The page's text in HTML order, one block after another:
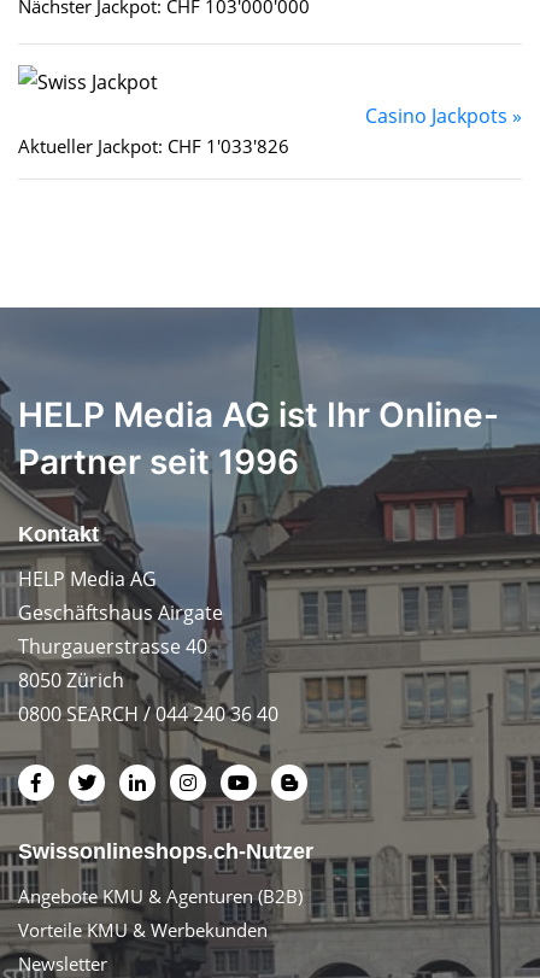
Nächster Jackpot: CHF 103'000'000
Casino Jackpots »
Aktueller Jackpot: CHF 1'033'826
HELP Media AG ist Ihr Online-
Partner seit 1996
Kontakt
HELP Media AG
Geschäftshaus Airgate
Thurgauerstrasse 40
8050 Zürich
0800 SEARCH / 044 240 36 40
Swissonlineshops.ch-Nutzer
Angebote KMU & Agenturen (B2B)
Vorteile KMU & Werbekunden
Newsletter